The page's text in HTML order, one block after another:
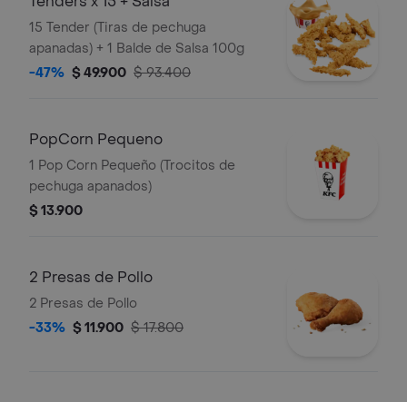
15 Tender (Tiras de pechuga
apanadas) + 1 Balde de Salsa 100g
-47% $ 49.900 $ 93.400
PopCorn Pequeno
1 Pop Corn Pequeño (Trocitos de
pechuga apanados)
$ 13.900
2 Presas de Pollo
2 Presas de Pollo
-33% $ 11.900 $ 17.800